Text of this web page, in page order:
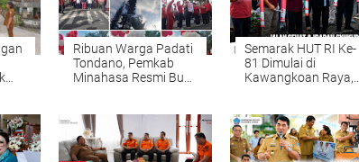
Ribuan Warga Padati
Tondano, Pemkab
Minahasa Resmi Buka
Sehat dan Semangat
Persatuan
Semarak HUT RI Ke-
81 Dimulai di
Kawangkoan Raya,
Persatuan dan
Semangat
Kebangsaan